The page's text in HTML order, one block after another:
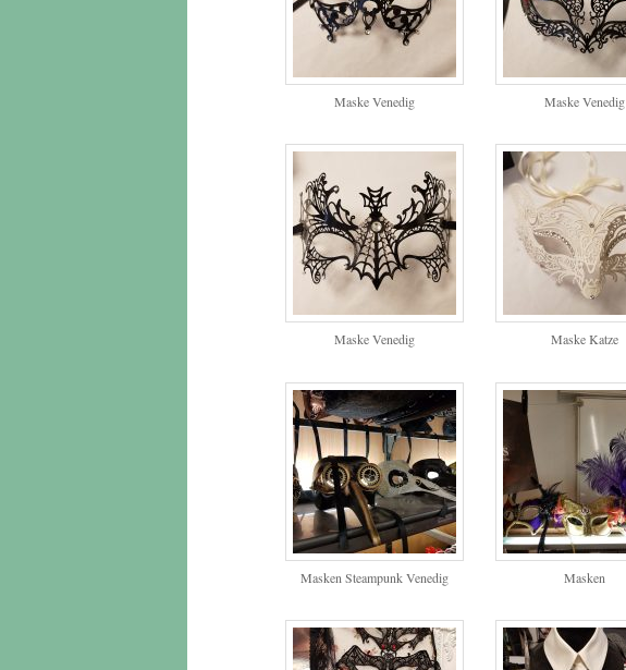
Maske Venedig Maske Venedig
Maske Venedig Maske Katze
Masken Steampunk Venedig Masken